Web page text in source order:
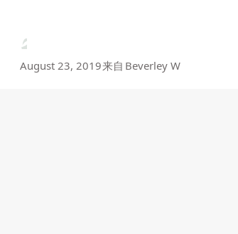
August 23, 2019来自 Beverley W